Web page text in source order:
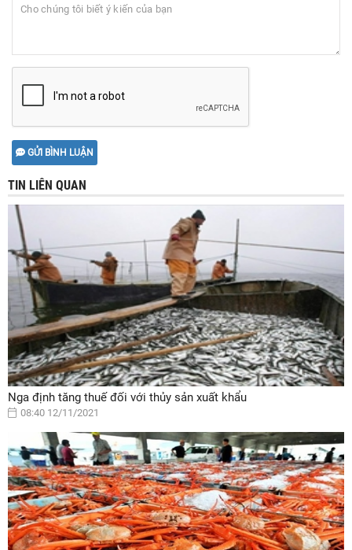
GỬI BÌNH LUẬN
TIN LIÊN QUAN
Nga định tăng thuế đối với thủy sản xuất khẩu
08:40 12/11/2021